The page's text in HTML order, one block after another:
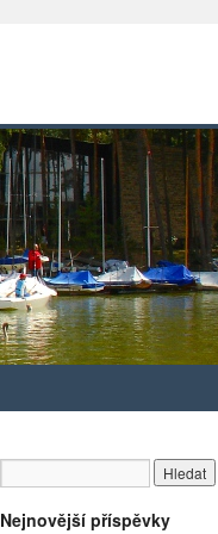
Nejnovější příspěvky